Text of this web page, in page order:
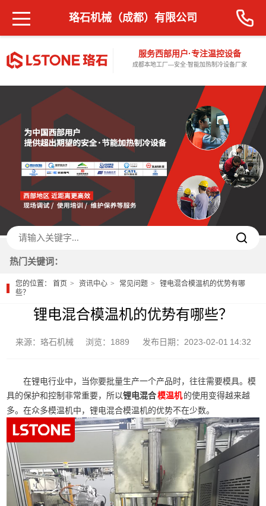
服务西部用户·专注温控设备
成都本地工厂—安全·智能加热制冷设备厂家
珞石机械（成都）有限公司
热门关键词：
您的位置：首页 资讯中心 常见问题
锂电混合模温机的优势有哪
些？
锂电混合模温机的优势有哪些？
来源：珞石机械 浏览：1889 发布日期：2023-02-01 14:32
在锂电行业中，当你要批量生产一个产品时，往往需要模具。模
具的保护和控制非常重要，所以锂电混合模温机的使用变得越来越
多。在众多模温机中，锂电混合模温机的优势不在少数。